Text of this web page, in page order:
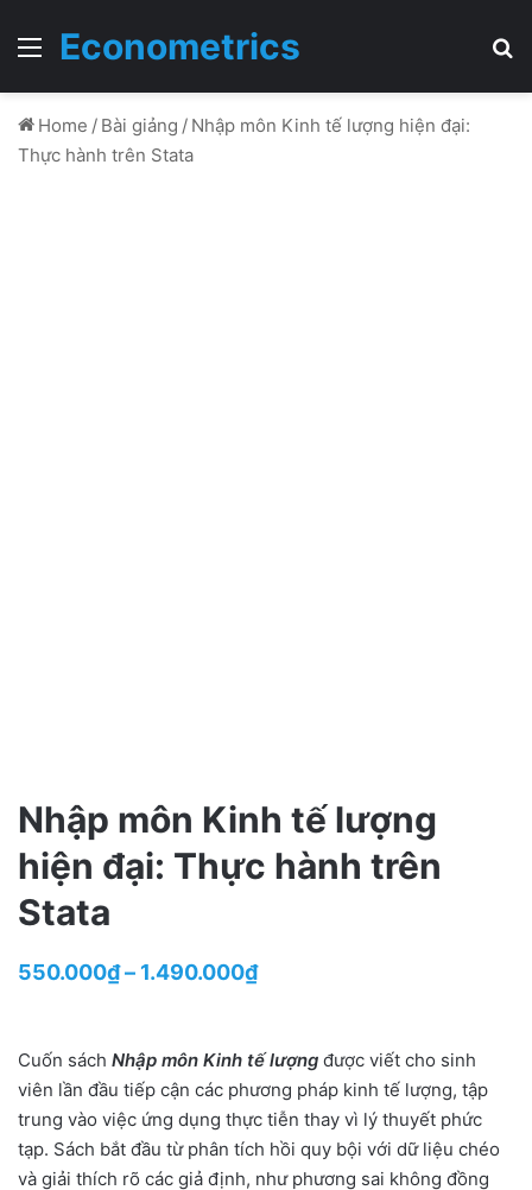
Menu
Econometrics
Home / Bài giảng / Nhập môn Kinh tế lượng hiện đại:
Thực hành trên Stata
Nhập môn Kinh tế lượng
hiện đại: Thực hành trên
Stata
550.000₫– 1.490.000₫Price
550.000₫
through
1.490.000₫
Cuốn sách Nhập môn Kinh tế lượng được viết cho sinh
viên lần đầu tiếp cận các phương pháp kinh tế lượng, tập
trung vào việc ứng dụng thực tiễn thay vì lý thuyết phức
tạp. Sách bắt đầu từ phân tích hồi quy bội với dữ liệu chéo
và giải thích rõ các giả định, như phương sai không đồng